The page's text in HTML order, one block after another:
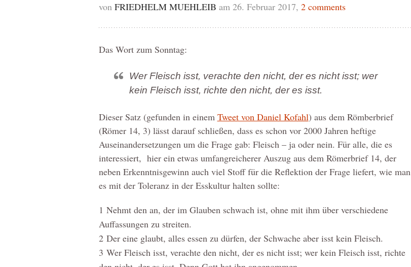
von FRIEDHELM MUEHLEIB am 26. Februar 2017, 2 comments
Das Wort zum Sonntag:
Wer Fleisch isst, verachte den nicht, der es nicht isst; wer
kein Fleisch isst, richte den nicht, der es isst.
Dieser Satz (gefunden in einem Tweet von Daniel Kofahl) aus dem Römberbrief
(Römer 14, 3) lässt darauf schließen, dass es schon vor 2000 Jahren heftige
Auseinandersetzungen um die Frage gab: Fleisch – ja oder nein. Für alle, die es
interessiert, hier ein etwas umfangreicherer Auszug aus dem Römerbrief 14, der
neben Erkenntnisgewinn auch viel Stoff für die Reflektion der Frage liefert, wie man
es mit der Toleranz in der Esskultur halten sollte:
1 Nehmt den an, der im Glauben schwach ist, ohne mit ihm über verschiedene
Auffassungen zu streiten.
2 Der eine glaubt, alles essen zu dürfen, der Schwache aber isst kein Fleisch.
3 Wer Fleisch isst, verachte den nicht, der es nicht isst; wer kein Fleisch isst, richte